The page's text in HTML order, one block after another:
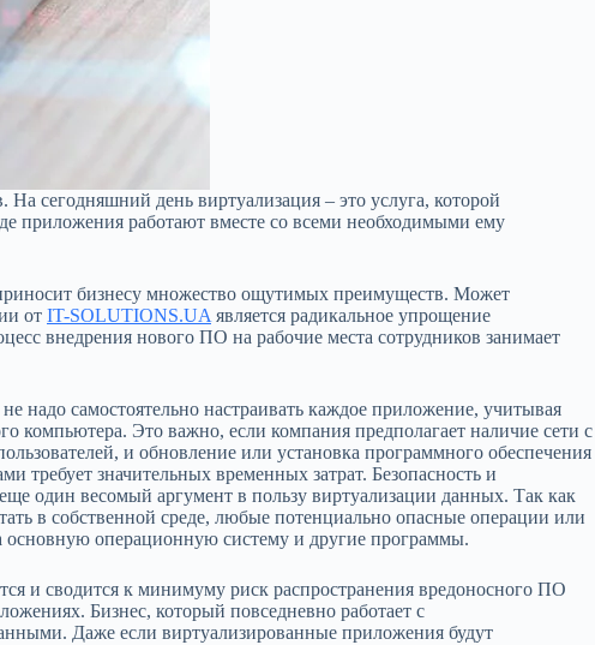
сегодняшний день виртуализация – это услуга, которой
приложения работают вместе со всеми необходимыми ему
бизнесу множество ощутимых преимуществ. Может
от IT-SOLUTIONS.UA является радикальное упрощение
внедрения нового ПО на рабочие места сотрудников занимает
надо самостоятельно настраивать каждое приложение, учитывая
компьютера. Это важно, если компания предполагает наличие сети с
и обновление или установка программного обеспечения
требует значительных временных затрат. Безопасность и
один весомый аргумент в пользу виртуализации данных. Так как
в собственной среде, любые потенциально опасные операции или
основную операционную систему и другие программы.
и сводится к минимуму риск распространения вредоносного ПО
Бизнес, который повседневно работает с
Даже если виртуализированные приложения будут